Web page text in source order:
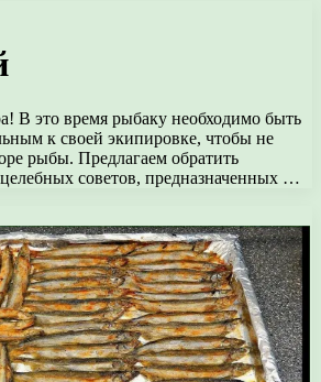
В это время рыбаку необходимо быть
к своей экипировке, чтобы не
рыбы. Предлагаем обратить
советов, предназначенных …